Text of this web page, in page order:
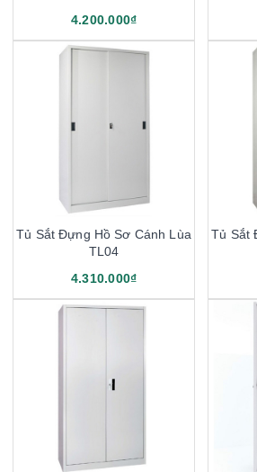
4.200.000₫
Tủ Sắt Đựng Hồ Sơ Cánh Lùa
TL04
4.310.000₫
Tủ Sắt